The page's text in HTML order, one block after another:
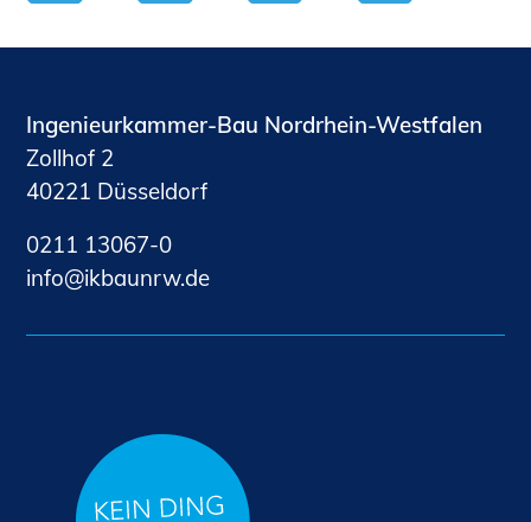
Ingenieurkammer-Bau Nordrhein-Westfalen
Zollhof 2
40221 Düsseldorf
0211 13067-0
nf
kb nrwd